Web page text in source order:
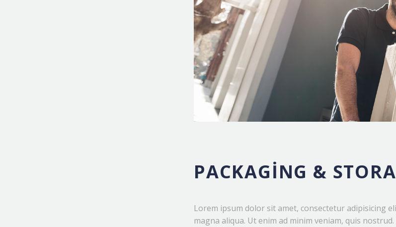
PACKAGING &
Lorem ipsum dolor sit amet, consectetur adipisicing
magna aliqua. Ut enim ad minim veniam, quis